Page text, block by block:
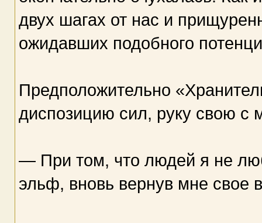
двух шагах от нас и
ожидавших подобного
Предположительно
диспозицию сил, руку свою с
— При том, что людей я не
эльф, вновь вернув мне свое